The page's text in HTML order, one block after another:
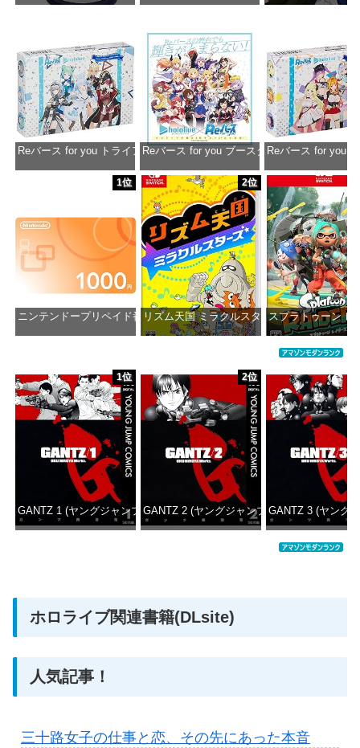
Reバース for you トライアルデッキ ホロライブプロダクション ver.ホロ
価格：¥1,650
Reバース for you ブースターパック ホロライ
価格：¥2,980
Reバース for you
価格：
1位
ニンテンドープリペイド番号 1000円|オンラインコード版
2位
リズム天国 ミラクルスターズ -Switch
スプラトゥーン レ
1位
GANTZ 1 (ヤングジャンプコミックスDIGITAL)
2位
GANTZ 2 (ヤングジャンプコミックス
GANTZ 3 (ヤング
ホロライブ関連書籍(DLsite)
人気記事！
三十路女子の仕事と恋、その先にあった本音